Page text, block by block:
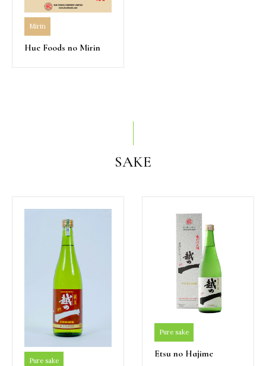
Mirin
Hue Foods no Mirin
SAKE
Pure sake
Pure sake
Etsu no Hajime